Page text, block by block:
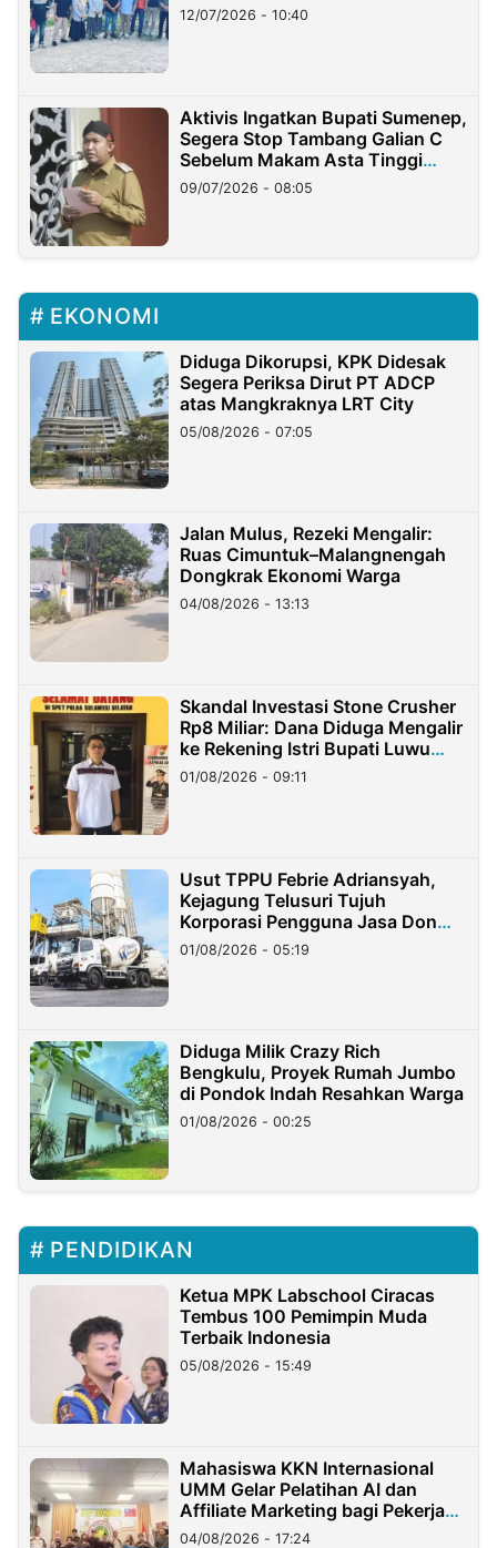
12/07/2026 - 10:40
Aktivis Ingatkan Bupati Sumenep,
Segera Stop Tambang Galian C
Sebelum Makam Asta Tinggi
Longsor
09/07/2026 - 08:05
EKONOMI
Diduga Dikorupsi, KPK Didesak
Segera Periksa Dirut PT ADCP
atas Mangkraknya LRT City
05/08/2026 - 07:05
Jalan Mulus, Rezeki Mengalir:
Ruas Cimuntuk–Malangnengah
Dongkrak Ekonomi Warga
04/08/2026 - 13:13
Skandal Investasi Stone Crusher
Rp8 Miliar: Dana Diduga Mengalir
ke Rekening Istri Bupati Luwu
Timur
01/08/2026 - 09:11
Usut TPPU Febrie Adriansyah,
Kejagung Telusuri Tujuh
Korporasi Pengguna Jasa Don
Ritto
01/08/2026 - 05:19
Diduga Milik Crazy Rich
Bengkulu, Proyek Rumah Jumbo
di Pondok Indah Resahkan Warga
01/08/2026 - 00:25
PENDIDIKAN
Ketua MPK Labschool Ciracas
Tembus 100 Pemimpin Muda
Terbaik Indonesia
05/08/2026 - 15:49
Mahasiswa KKN Internasional
UMM Gelar Pelatihan AI dan
Affiliate Marketing bagi Pekerja
Migran Indonesia di Taiwan
04/08/2026 - 17:24